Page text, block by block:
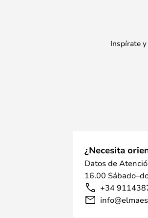
Inspírate
¿Necesita
Datos de
16.00
+34